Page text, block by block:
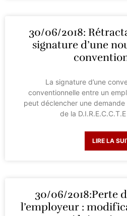
30/06/2018:
signature d’une
La signature d’une
conventionnelle entre un
peut déclencher une demande
de la
LIRE LA
30/06/2018:Perte
l’employeur :